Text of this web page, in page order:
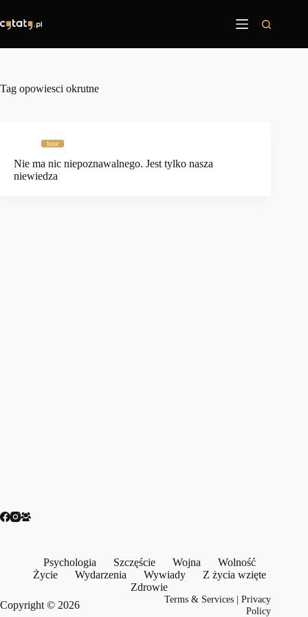
treści
Tag opowiesci okrutne
Inne
Nie ma nic niepoznawalnego. Jest tylko nasza
niewiedza
Psychologia Szczęście Wojna
Wolność
Życie
Wydarzenia Wywiady
Z życia wzięte
Zdrowie
Copyright © 2026
Terms & Services |Privacy
Policy